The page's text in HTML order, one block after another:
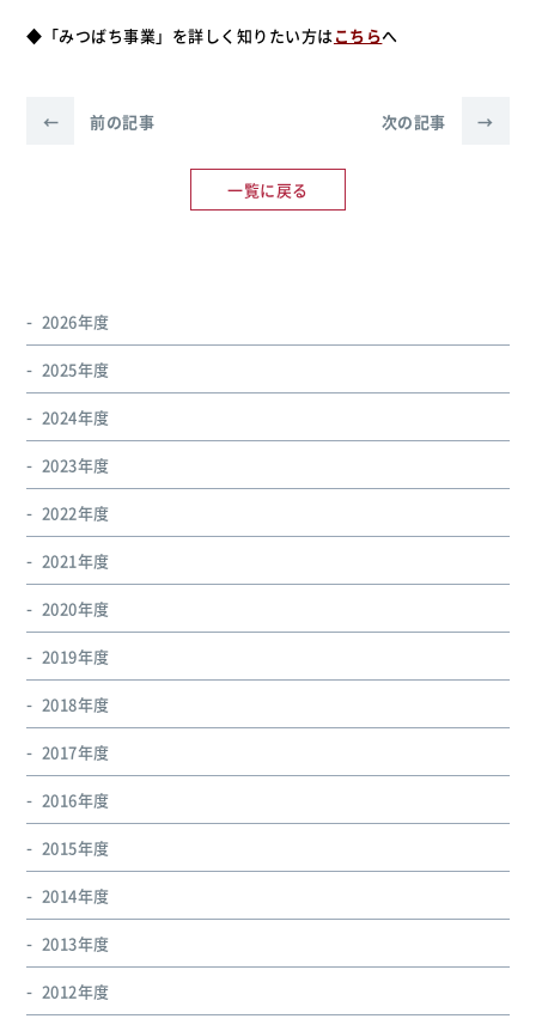
◆「みつばち事業」を詳しく知りたい方はこちらへ
← 前の記事
一覧に戻る
次の記事 →
2026年度
2025年度
2024年度
2023年度
2022年度
2021年度
2020年度
2019年度
2018年度
2017年度
2016年度
2015年度
2014年度
2013年度
2012年度